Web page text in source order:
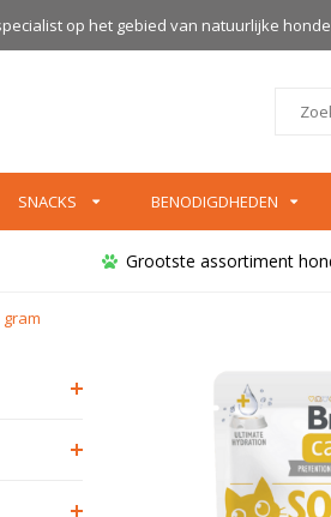
op het gebied van natuurlijke
SNACKS BENODIGDHEDEN
Grootste assortiment
gram